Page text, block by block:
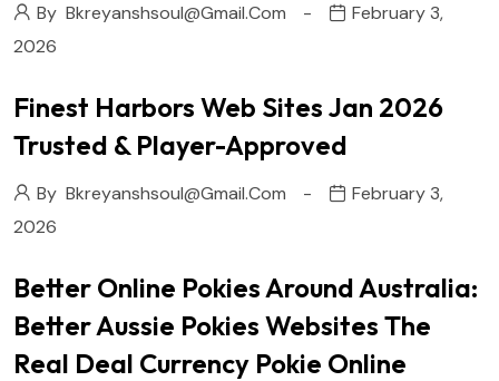
By Bkreyanshsoul@gmail.com
February 3,
2026
Finest Harbors Web Sites Jan 2026
Trusted & Player-Approved
By Bkreyanshsoul@gmail.com
February 3,
2026
Better Online Pokies Around Australia:
Better Aussie Pokies Websites The
Real Deal Currency Pokie Online